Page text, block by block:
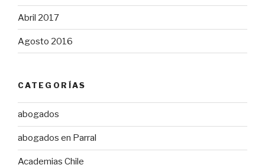
Abril 2017
Agosto 2016
CATEGORÍAS
abogados
abogados en Parral
Academias Chile